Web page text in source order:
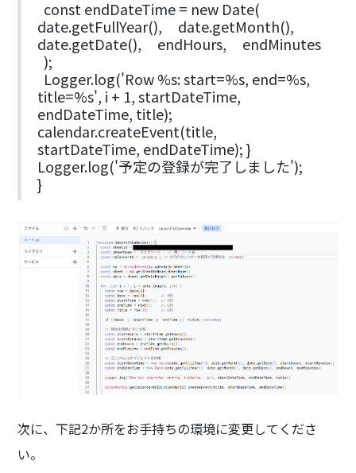
const endDateTime = new Date(
date.getFullYear(), date.getMonth(),
date.getDate(), endHours, endMinutes
);
Logger.log('Row %s: start=%s, end=%s,
title=%s', i + 1, startDateTime,
endDateTime, title);
calendar.createEvent(title,
startDateTime, endDateTime); }
Logger.log('予定の登録が完了しました');
}
次に、下記2か所をお手持ちの環境に変更してくださ
い。